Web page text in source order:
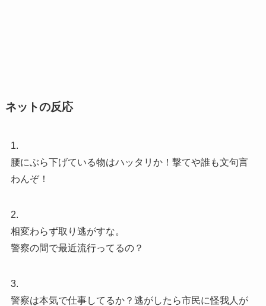
ネットの反応
1.
腰にぶら下げている物はハッタリか！撃てや誰も文句言
わんぞ！
2.
相変わらず取り逃がすな。
警察の間で最近流行ってるの？
3.
警察は本気で仕事してるか？逃がしたら市民に怪我人が